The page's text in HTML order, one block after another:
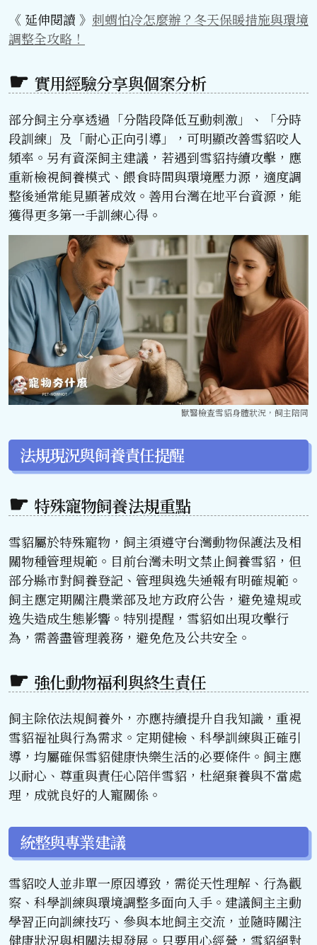
《 延伸閱讀 》 刺蝟怕冷怎麼辦？冬天保暖措施與環境
調整全攻略！
實用經驗分享與個案分析
部分飼主分享透過「分階段降低互動刺激」、「分時
段訓練」及「耐心正向引導」，可明顯改善雪貂咬人
頻率。另有資深飼主建議，若遇到雪貂持續攻擊，應
重新檢視飼養模式、餵食時間與環境壓力源，適度調
整後通常能見顯著成效。善用台灣在地平台資源，能
獲得更多第一手訓練心得。
獸醫檢查雪貂身體狀況，飼主陪同
法規現況與飼養責任提醒
特殊寵物飼養法規重點
雪貂屬於特殊寵物，飼主須遵守台灣動物保護法及相
關物種管理規範。目前台灣未明文禁止飼養雪貂，但
部分縣市對飼養登記、管理與逸失通報有明確規範。
飼主應定期關注農業部及地方政府公告，避免違規或
逸失造成生態影響。特別提醒，雪貂如出現攻擊行
為，需善盡管理義務，避免危及公共安全。
強化動物福利與終生責任
飼主除依法規飼養外，亦應持續提升自我知識，重視
雪貂福祉與行為需求。定期健檢、科學訓練與正確引
導，均屬確保雪貂健康快樂生活的必要條件。飼主應
以耐心、尊重與責任心陪伴雪貂，杜絕棄養與不當處
理，成就良好的人寵關係。
統整與專業建議
雪貂咬人並非單一原因導致，需從天性理解、行為觀
察、科學訓練與環境調整多面向入手。建議飼主主動
學習正向訓練技巧、參與本地飼主交流，並隨時關注
健康狀況與相關法規發展。只要用心經營，雪貂絕對